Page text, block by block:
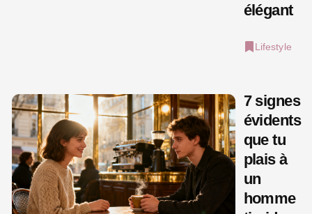
élégant
Lifestyle
7 signes
évidents
que tu
plais à
un
homme